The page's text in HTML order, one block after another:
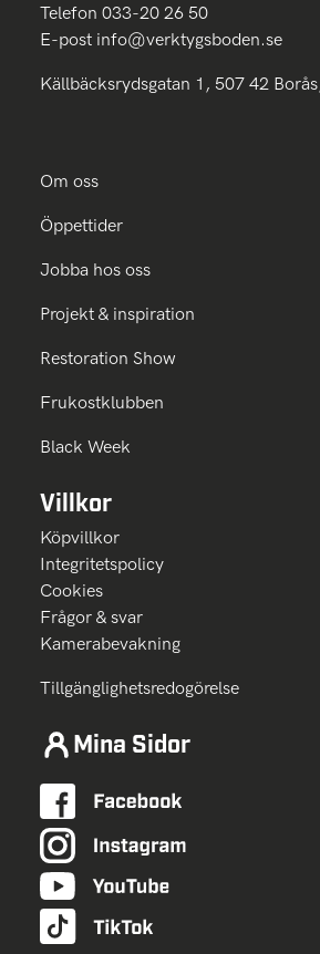
Telefon 033-20 26 50
E-post info@verktygsboden.se
Källbäcksrydsgatan 1, 507 42
Om oss
Öppettider
Jobba hos oss
Projekt & inspiration
Restoration Show
Frukostklubben
Black Week
Villkor
Köpvillkor
Integritetspolicy
Cookies
Frågor & svar
Kamerabevakning
Tillgänglighetsredogörelse
Mina Sidor